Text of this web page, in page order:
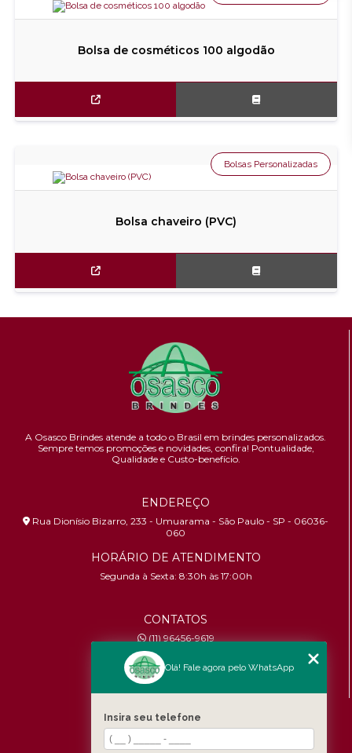
Bolsa de cosméticos 100 algodão
Bolsa chaveiro (PVC)
Bolsas Personalizadas
A Osasco Brindes atende a todo o Brasil em brindes personalizados.
Sempre temos promoções e novidades, confira! Pontualidade,
Qualidade e Custo-benefício.
ENDEREÇO
Rua Dionísio Bizarro, 233 - Umuarama - São Paulo - SP - 06036-
060
HORÁRIO DE ATENDIMENTO
Segunda à Sexta: 8:30h às 17:00h
CONTATOS
(11) 96456-9619
contato@osascobrindes.com.br
CNPJ:26.434.153/0001-30
MENU
Quem somos
Olá! Fale agora pelo WhatsApp
Insira seu telefone